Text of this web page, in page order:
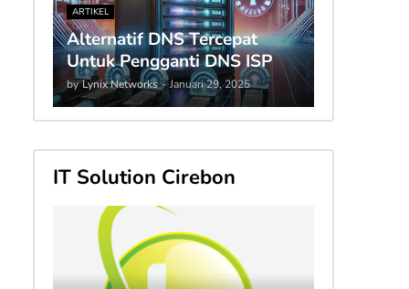
ARTIKEL
Alternatif DNS Tercepat
Untuk Pengganti DNS ISP
by Lynix Networks - Januari 29, 2025
IT Solution Cirebon